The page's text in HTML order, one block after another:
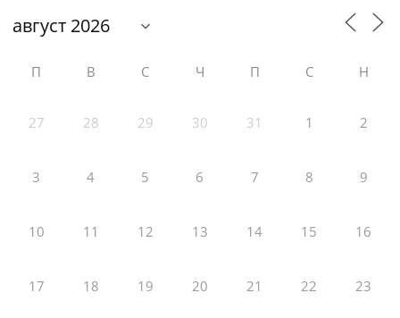
П В С Ч П С Н
27 28 29 30 31 1 2
3 4 5 6 7 8 9
10 11 12 13 14 15 16
17 18 19 20 21 22 23